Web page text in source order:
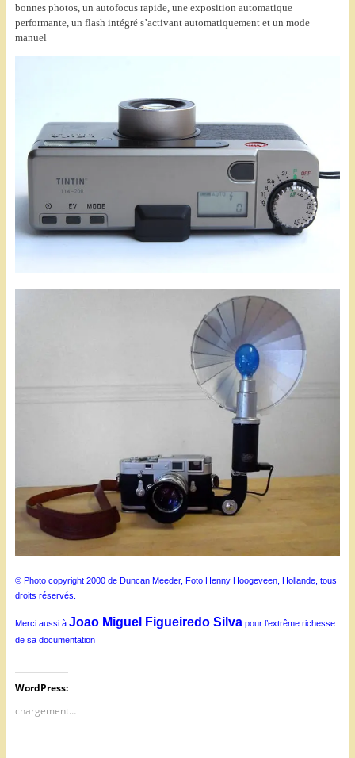
bonnes photos, un autofocus rapide, une exposition automatique
performante, un flash intégré s’activant automatiquement et un mode
manuel
© Photo copyright 2000 de Duncan Meeder, Foto Henny Hoogeveen, Hollande, tous
droits réservés.
Merci aussi à Joao Miguel Figueiredo Silvapour l’extrême richesse
de sa documentation
WordPress:
chargement…